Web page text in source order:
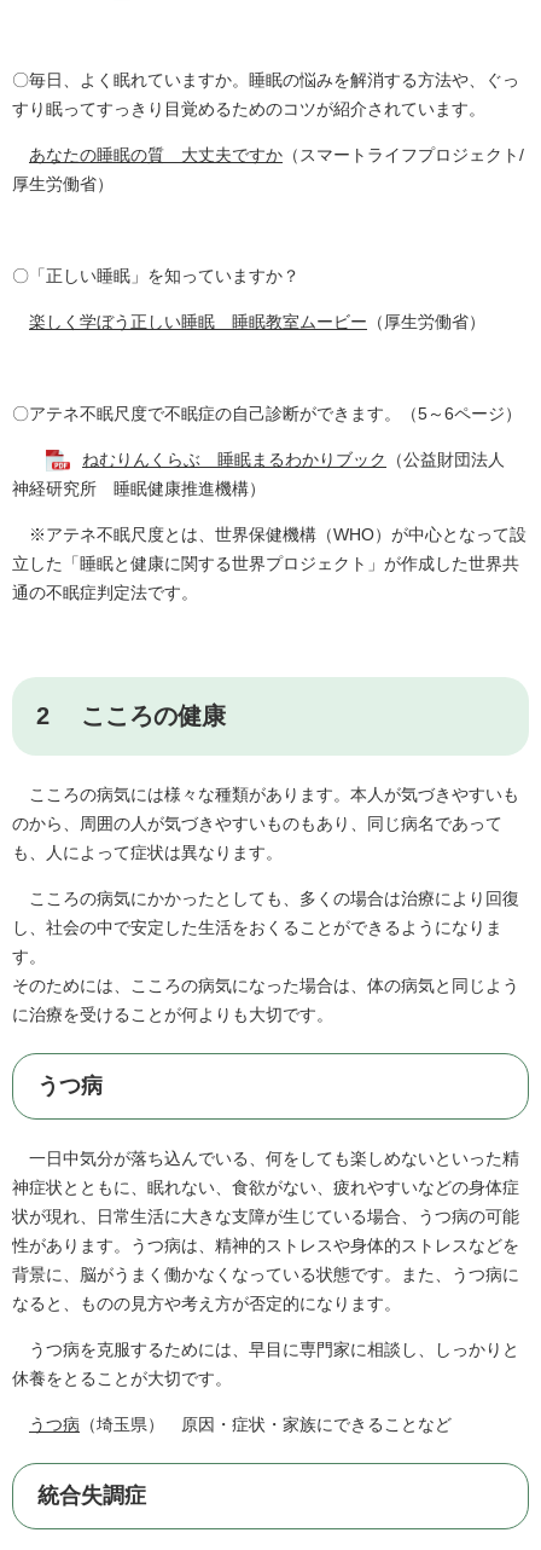
〇毎日、よく眠れていますか。睡眠の悩みを解消する方法や、ぐっ
すり眠ってすっきり目覚めるためのコツが紹介されています。
あなたの睡眠の質 大丈夫ですか （スマートライフプロジェクト/
厚生労働省）
〇「正しい睡眠」を知っていますか？
楽しく学ぼう正しい睡眠 睡眠教室ムービー （厚生労働省）
〇アテネ不眠尺度で不眠症の自己診断ができます。（5～6ページ）
ねむりんくらぶ 睡眠まるわかりブック
（公益財団法人
神経研究所 睡眠健康推進機構）
※アテネ不眠尺度とは、世界保健機構（WHO）が中心となって設
立した「睡眠と健康に関する世界プロジェクト」が作成した世界共
通の不眠症判定法です。
2 こころの健康
こころの病気には様々な種類があります。本人が気づきやすいも
のから、周囲の人が気づきやすいものもあり、同じ病名であって
も、人によって症状は異なります。
こころの病気にかかったとしても、多くの場合は治療により回復
し、社会の中で安定した生活をおくることができるようになりま
す。
そのためには、こころの病気になった場合は、体の病気と同じよう
に治療を受けることが何よりも大切です。
うつ病
一日中気分が落ち込んでいる、何をしても楽しめないといった精
神症状とともに、眠れない、食欲がない、疲れやすいなどの身体症
状が現れ、日常生活に大きな支障が生じている場合、うつ病の可能
性があります。うつ病は、精神的ストレスや身体的ストレスなどを
背景に、脳がうまく働かなくなっている状態です。また、うつ病に
なると、ものの見方や考え方が否定的になります。
うつ病を克服するためには、早目に専門家に相談し、しっかりと
休養をとることが大切です。
うつ病 （埼玉県） 原因・症状・家族にできることなど
統合失調症